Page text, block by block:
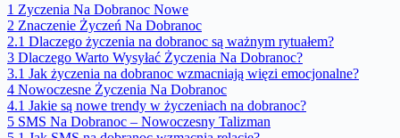
1 Zyczenia Na Dobranoc Nowe
2 Znaczenie Życzeń Na Dobranoc
2.1 Dlaczego życzenia na dobranoc są ważnym rytuałem?
3 Dlaczego Warto Wysyłać Życzenia Na Dobranoc?
3.1 Jak życzenia na dobranoc wzmacniają więzi emocjonalne?
4 Nowoczesne Życzenia Na Dobranoc
4.1 Jakie są nowe trendy w życzeniach na dobranoc?
5 SMS Na Dobranoc – Nowoczesny Talizman